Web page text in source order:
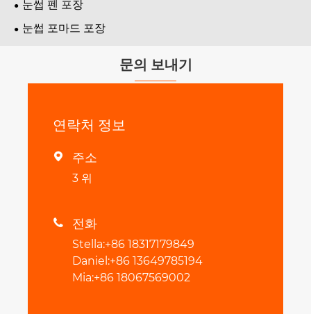
눈썹 펜 포장
눈썹 포마드 포장
문의 보내기
연락처 정보
 주소
3 위
 전화
Stella:+86 18317179849
Daniel:+86 13649785194
Mia:+86 18067569002